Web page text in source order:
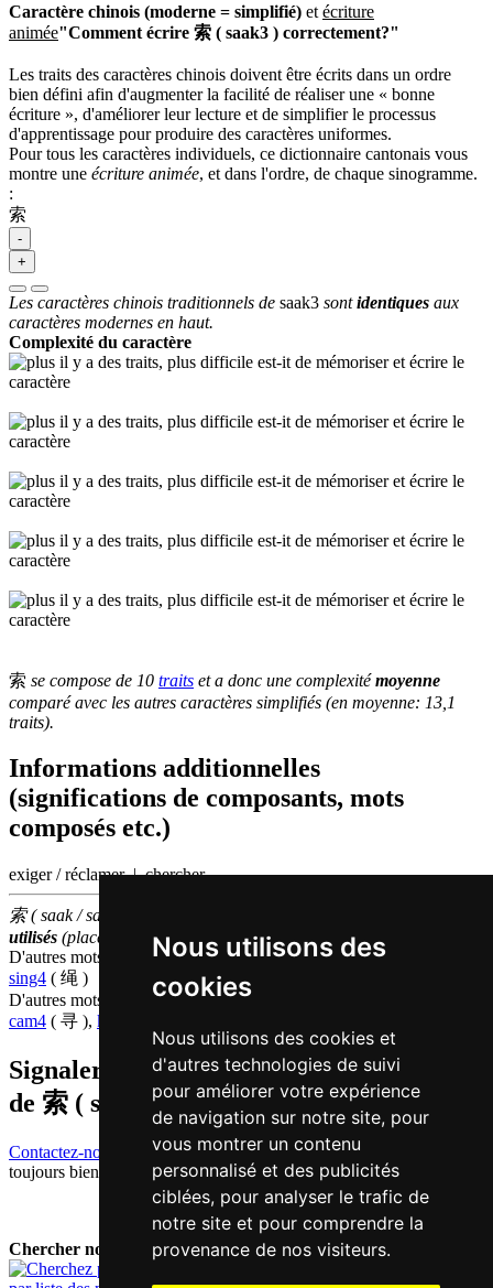
Nous utilisons des
cookies
Nous utilisons des cookies et
d'autres technologies de suivi
pour améliorer votre expérience
de navigation sur notre site, pour
vous montrer un contenu
personnalisé et des publicités
ciblées, pour analyser le trafic de
notre site et pour comprendre la
provenance de nos visiteurs.
Caractère chinois (moderne = simplifié) et écriture
animée"Comment écrire 索 ( saak3 ) correctement?"
Les traits des caractères chinois doivent être écrits dans un ordre
bien défini afin d'augmenter la facilité de réaliser une « bonne
écriture », d'améliorer leur lecture et de simplifier le processus
d'apprentissage pour produire des caractères uniformes.
Pour tous les caractères individuels, ce dictionnaire cantonais vous
montre une écriture animée, et dans l'ordre, de chaque sinogramme.
:
索
-
+
Les caractères chinois traditionnels de saak3 sontidentiques aux
caractères modernes en haut.
Complexité du caractère
索 se compose de 10 traits et a donc une complexitémoyenne
comparé avec les autres caractères simplifiés (en moyenne: 13,1
traits).
Informations additionnelles
(significations de composants, mots
composés etc.)
exiger / réclamer | chercher
索 ( saak / saak3 ) fait partie des
utilisés (place parmi les caractères individuels )
D'autres mots qui signifientcorde en chinois
sing4 ( 绳 )
D'autres mots qui signifientchercher en chinois
cam4 ( 寻 ), kau4
Signaler traduction fausse ou manquante
de 索 ( saak / saak3 )
Contactez-nous!
Votre feedback et critique constructive seront
toujours bienvenus.
Chercher nouveau mot: